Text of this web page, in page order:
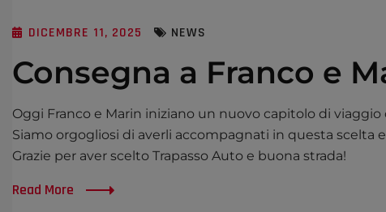
DICEMBRE 11, 2025 NEWS
Consegna a Franco e
Oggi Franco e Marin iniziano un nuovo capitolo di
Siamo orgogliosi di averli accompagnati in questa
Grazie per aver scelto Trapasso Auto e buona strada!
Read More